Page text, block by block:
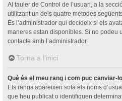
Al tauler de Control de l’usuari, a la
utilitzant un dels quatre mètodes
És l’administrador qui decideix si els
maneres estan disponibles. Si no podeu
contacte amb l’administrador.
Torna a l’inici
Què és el meu rang i com puc canviar-
Els rangs apareixen sota els noms
que heu publicat o identifiquen